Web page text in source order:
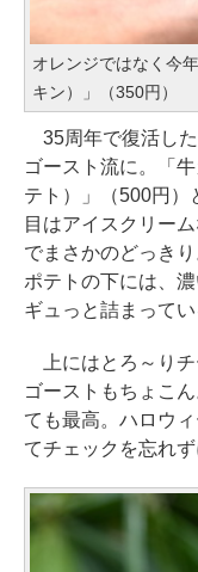
オレンジではなく今
キン）」（350円）
35周年で復活した
ゴースト流に。「
テト）」（500円）
目はアイスクリー
でまさかのどっき
ポテトの下には、
ギュっと詰まってい
上にはとろ～りチ
ゴーストもちょこ
ても最高。ハロウ
てチェックを忘れ